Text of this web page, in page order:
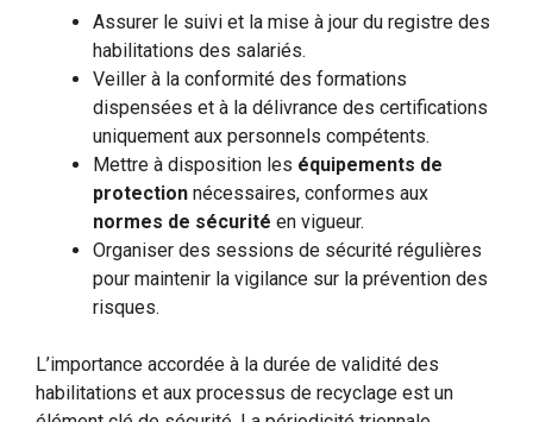
Assurer le suivi et la mise à jour du registre des
habilitations des salariés.
Veiller à la conformité des formations
dispensées et à la délivrance des certifications
uniquement aux personnels compétents.
Mettre à disposition les équipements de
protection nécessaires, conformes aux
normes de sécurité en vigueur.
Organiser des sessions de sécurité régulières
pour maintenir la vigilance sur la prévention des
risques.
L’importance accordée à la durée de validité des
habilitations et aux processus de recyclage est un